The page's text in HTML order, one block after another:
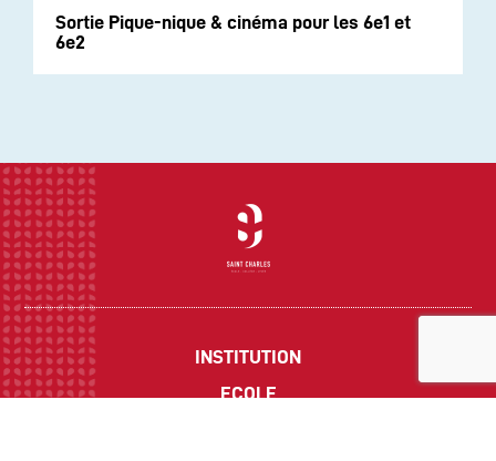
Sortie Pique-nique & cinéma pour les 6e1 et
6e2
INSTITUTION
ECOLE